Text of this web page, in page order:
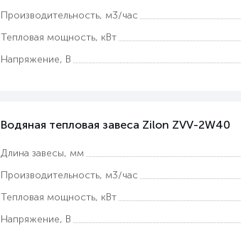
Производительность, м3/час
Тепловая мощность, кВт
Напряжение, В
Водяная тепловая завеса Zilon ZVV-2W40
Длина завесы, мм
Производительность, м3/час
Тепловая мощность, кВт
Напряжение, В